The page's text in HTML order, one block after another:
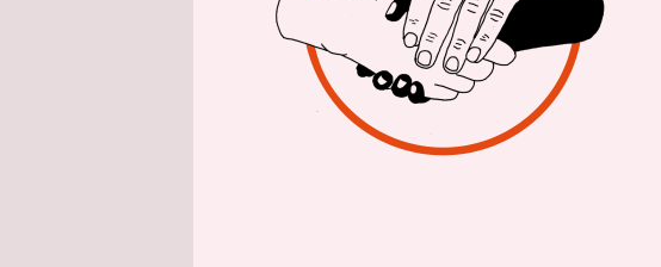
dem sie ihr Geld
kreative Arbeit nur
Abou-Dakn, Berlin
Die Macht der